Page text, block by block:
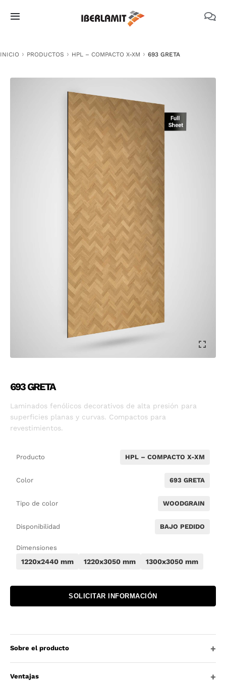
Toggle
NOSOTROS
DOCUMENTACIÓN TÉCNICA
MEDIO AMBIENTE
INICIO PRODUCTOS HPL – COMPACTO X-XM 693 GRETA
693 GRETA
Laminados fenólicos decorativos de alta presión para
superficies planas y curvas. Compactos para
revestimientos.
Producto HPL – COMPACTO X-XM
Color 693 GRETA
Tipo de color WOODGRAIN
Disponibilidad BAJO PEDIDO
Dimensiones
1220x2440 mm 1220x3050 mm 1300x3050 mm
SOLICITAR INFORMACIÓN
Sobre el producto
Ventajas